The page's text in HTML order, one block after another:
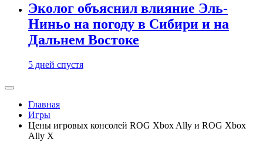
Эколог объяснил влияние Эль-
Ниньо на погоду в Сибири и на
Дальнем Востоке
5 дней спустя
Главная
Игры
Цены игровых консолей ROG Xbox Ally и ROG Xbox
Ally X